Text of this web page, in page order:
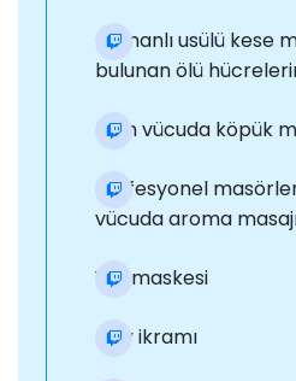
Osmanlı usülü kese
bulunan ölü
Tüm vücuda köpük
Profesyonel
vücuda aroma
Yüz maskesi
Çay ikramı